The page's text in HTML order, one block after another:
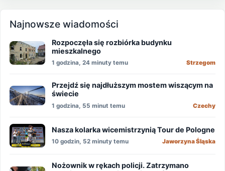
Najnowsze wiadomości
Rozpoczęła się rozbiórka budynku
mieszkalnego
1 godzina, 24 minuty temu Strzegom
Przejdź się najdłuższym mostem wiszącym na
świecie
1 godzina, 55 minut temu Czechy
Nasza kolarka wicemistrzynią Tour de Pologne
10 godzin, 52 minuty temu Jaworzyna Śląska
Nożownik w rękach policji. Zatrzymano